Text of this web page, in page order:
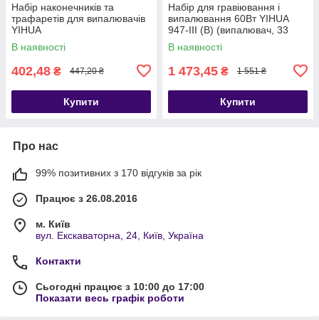
Набір наконечників та
трафаретів для випалювачів
YIHUA
В наявності
402,48 ₴ 447,20 ₴
Купити
Набір для гравіювання і
випалювання 60Вт YIHUA
947-III (B) (випалювач, 33
накінцівника, підставка)
В наявності
1 473,45 ₴ 1 551 ₴
Купити
Про нас
99% позитивних з 170 відгуків за рік
Працює з 26.08.2016
м. Київ
вул. Екскаваторна, 24, Київ, Україна
Контакти
Сьогодні працює з 10:00 до 17:00
Показати весь графік роботи